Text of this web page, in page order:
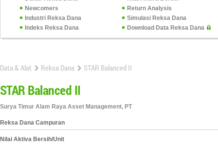
Newcomers
Return Analysis
Industri Reksa Dana
Simulasi Reksa Dana
Indeks Reksa Dana
Download Data Reksa Dana
Data & Alat Reksa Dana STAR Balanced II
STAR Balanced II
Surya Timur Alam Raya Asset Management, PT
Reksa Dana Campuran
Nilai Aktiva Bersih/Unit